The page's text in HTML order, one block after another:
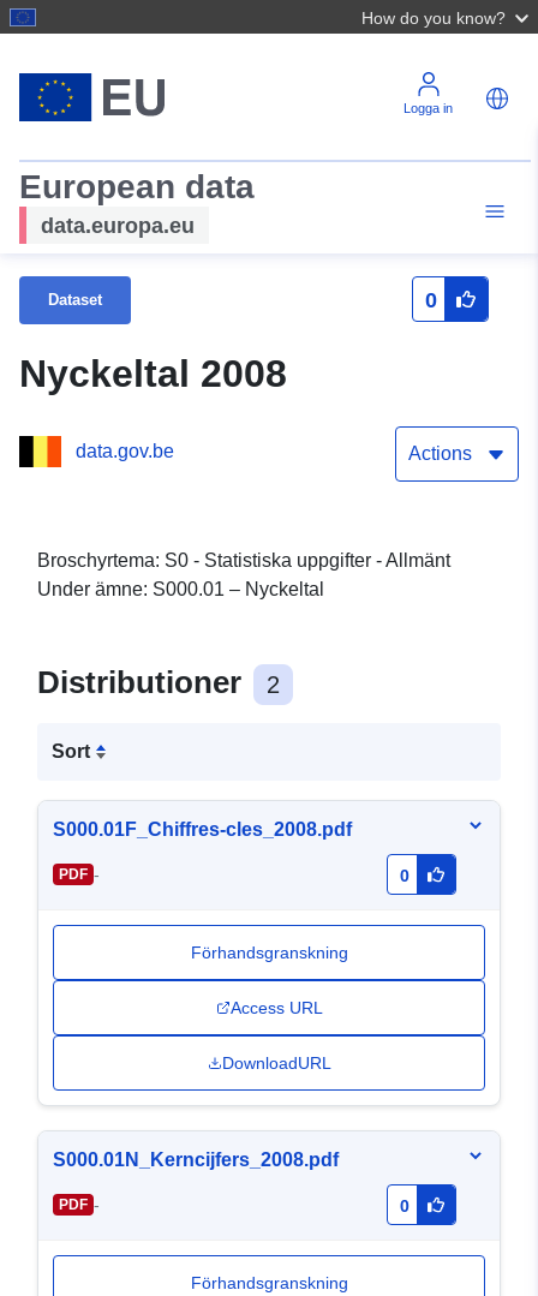
How do you know?
Logga in
European data
data.europa.eu
Dataset 0
Nyckeltal 2008
data.gov.be Actions
Broschyrtema: S0 - Statistiska uppgifter - Allmänt
Under ämne: S000.01 – Nyckeltal
Distributioner 2
Sort
S000.01F_Chiffres-cles_2008.pdf
PDF - 0
Förhandsgranskning
Access URL
DownloadURL
S000.01N_Kerncijfers_2008.pdf
PDF - 0
Förhandsgranskning